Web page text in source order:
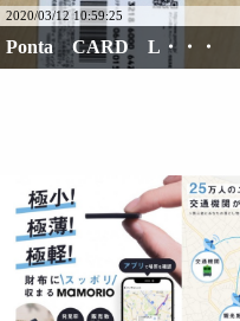
2020/03/12 10:59:25
Ponta CARD L・・・